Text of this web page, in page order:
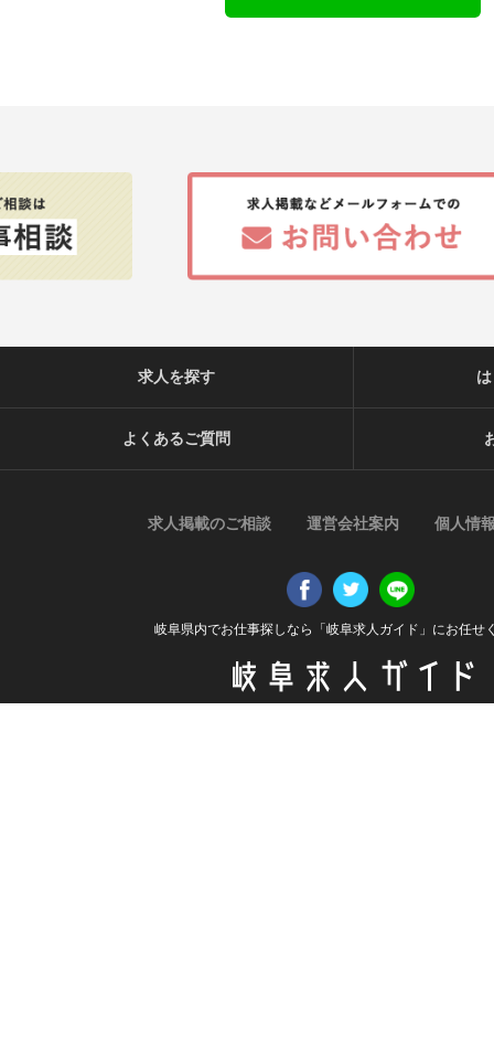
岐阜県内でお仕事探しなら「岐阜求人ガイド」にお任せ
求人を探す
よくあるご質問
求人掲載のご相談 運営会社案内 個人情